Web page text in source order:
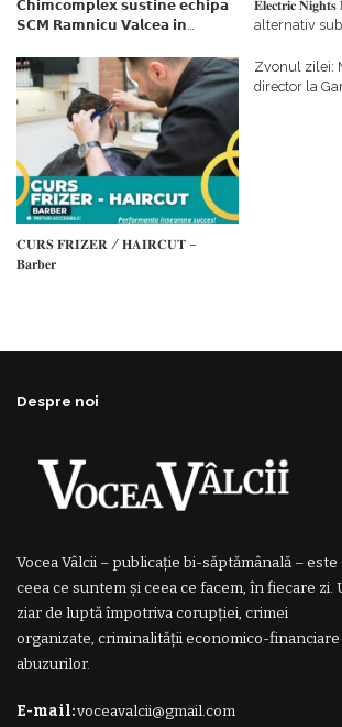
𝗖𝗵𝗶𝗺𝗰𝗼𝗺𝗽𝗹𝗲𝘅 𝘀𝘂𝘀𝘁𝗶𝗻𝗲 𝗲𝗰𝗵𝗶𝗽𝗮
𝗦𝗖𝗠 𝗥𝗮𝗺𝗻𝗶𝗰𝘂 𝗩𝗮𝗹𝗰𝗲𝗮 𝗶𝗻
𝗳𝗶𝗻𝗮𝗻𝘁𝗮𝘁𝗼𝗿
𝐄𝐥𝐞𝐜𝐭𝐫𝐢𝐜
alternativ
𝐂𝐔𝐑𝐒 𝐅𝐑𝐈𝐙𝐄𝐑 / 𝐇𝐀𝐈𝐑𝐂𝐔𝐓 –
𝐁𝐚𝐫𝐛𝐞𝐫
Zvonul zilei:
director la
Despre noi
Vocea Vâlcii – publicație bi-săptămânală – este
ceea ce suntem și ceea ce facem, în fiecare zi.
ziar de luptă împotriva corupției, crimei
organizate, criminalității economico-financiare
abuzurilor.
E-mail:voceavalcii@gmail.com